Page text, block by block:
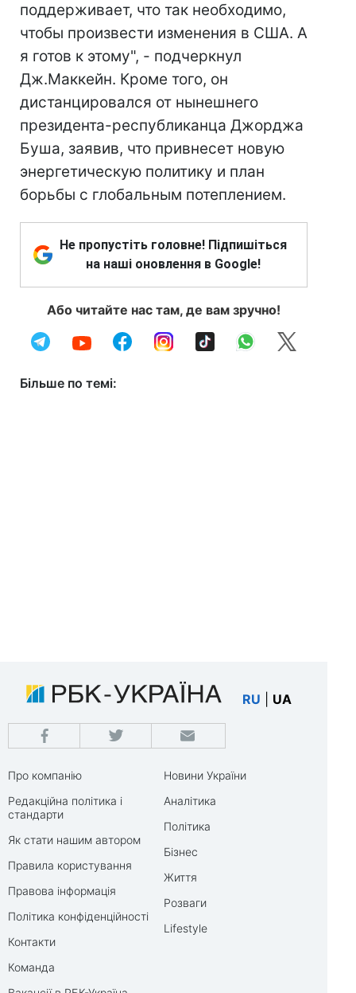
поддерживает, что так необходимо,
чтобы произвести изменения в США. А
я готов к этому", - подчеркнул
Дж.Маккейн. Кроме того, он
дистанцировался от нынешнего
президента-республиканца Джорджа
Буша, заявив, что привнесет новую
энергетическую политику и план
борьбы с глобальным потеплением.
Не пропустіть головне! Підпишіться
на наші оновлення в Google!
Або читайте нас там, де вам зручно!
Більше по темі:
RU UA
Про компанію
Редакційна політика і
стандарти
Як стати нашим автором
Правила користування
Правова інформація
Політика конфіденційності
Контакти
Команда
Новини України
Аналітика
Політика
Бізнес
Життя
Розваги
Lifestyle